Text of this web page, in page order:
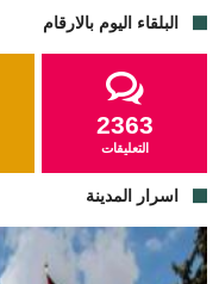
البلقاء اليوم بالارقام
2363
التعليقات
اسرار المدينة